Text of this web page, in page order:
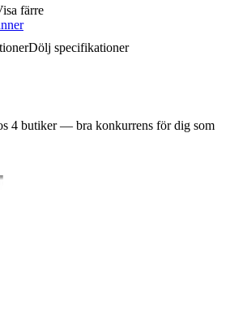
färre
Dölj specifikationer
4 butiker — bra konkurrens för dig som